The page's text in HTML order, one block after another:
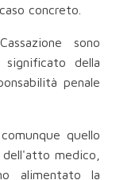
concreto.
sono
della
penale
quello
medico,
alimentato la